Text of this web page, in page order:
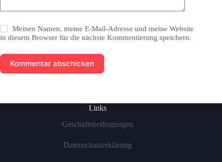
Meinen Namen, meine E-Mail-Adresse und meine Website
in diesem Browser für die nächste Kommentierung speichern.
Kommentar abschicken
Links
Geschäftsbedingungen
Datenschutzerklärung